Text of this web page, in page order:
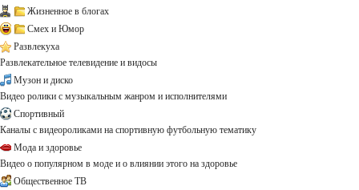
Жизненное в блогах
Смех и Юмор
Развлекуха
Развлекательное телевидение и видосы
Музон и диско
Видео ролики с музыкальным жанром и исполнителями
Спортивный
Каналы с видеороликами на спортивную футбольную тематику
Мода и здоровье
Видео о популярном в моде и о влиянии этого на здоровье
Общественное ТВ